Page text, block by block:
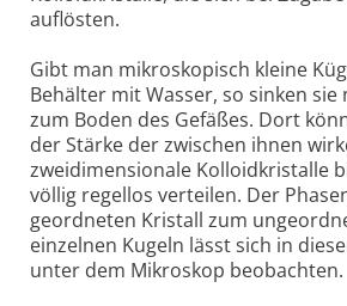
auflösten.
Gibt man mikroskopisch kleine
Behälter mit Wasser, so sinken sie
zum Boden des Gefäßes. Dort
der Stärke der zwischen ihnen
zweidimensionale Kolloidkristalle
völlig regellos verteilen. Der
geordneten Kristall zum
einzelnen Kugeln lässt sich in
unter dem Mikroskop beobachten.